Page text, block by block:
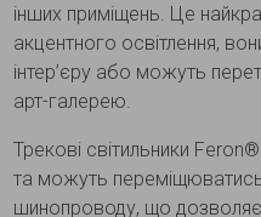
інших приміщень. Це
акцентного освітлення,
інтер’єру або можуть
арт-галерею.
Трекові світильники
та можуть
шинопроводу, що дозволяє